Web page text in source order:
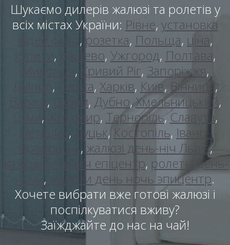
Шукаємо дилерів жалюзі та ролетів у
всіх містах України: Рівне, установка
відео фото , розетка, Польща, ціна,
, дешево, Ужгород, Полтава,
, Кривий Ріг, Запоріжжя,
, Одеса, Харків, Київ, Вінниця,
, Сарни, Дубно, Хмельницький,
, Житомир, Тернопіль, Славута,
Нетішин , Луцьк, Костопіль, Івано-
, жалюзі день-ніч Львів,
жалюзі день-ніч епіцентр, ролеты день-
, жалюзи день ночь эпицентр.
Хочете вибрати вже готові жалюзі і
поспілкуватися вживу?
Заїжджайте до нас на чай!